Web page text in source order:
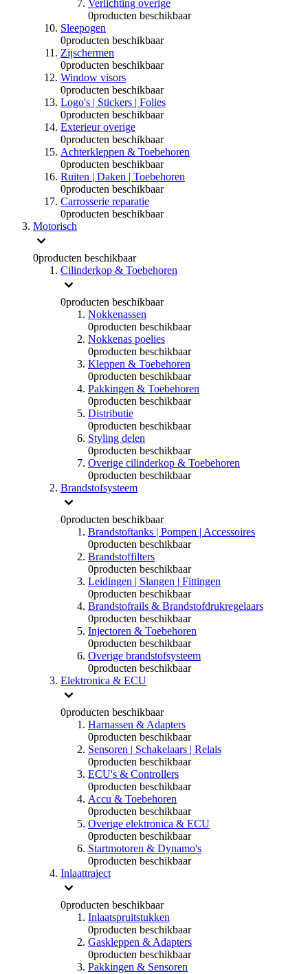
Verlichting overige
0producten beschikbaar
Sleepogen
0producten beschikbaar
Zijschermen
0producten beschikbaar
Window visors
0producten beschikbaar
Logo's | Stickers | Folies
0producten beschikbaar
Exterieur overige
0producten beschikbaar
Achterkleppen & Toebehoren
0producten beschikbaar
Ruiten | Daken | Toebehoren
0producten beschikbaar
Carrosserie reparatie
0producten beschikbaar
Motorisch
0producten beschikbaar
Cilinderkop & Toebehoren
0producten beschikbaar
Nokkenassen
0producten beschikbaar
Nokkenas poelies
0producten beschikbaar
Kleppen & Toebehoren
0producten beschikbaar
Pakkingen & Toebehoren
0producten beschikbaar
Distributie
0producten beschikbaar
Styling delen
0producten beschikbaar
Overige cilinderkop & Toebehoren
0producten beschikbaar
Brandstofsysteem
0producten beschikbaar
Brandstoftanks | Pompen | Accessoires
0producten beschikbaar
Brandstoffilters
0producten beschikbaar
Leidingen | Slangen | Fittingen
0producten beschikbaar
Brandstofrails & Brandstofdrukregelaars
0producten beschikbaar
Injectoren & Toebehoren
0producten beschikbaar
Overige brandstofsysteem
0producten beschikbaar
Elektronica & ECU
0producten beschikbaar
Harnassen & Adapters
0producten beschikbaar
Sensoren | Schakelaars | Relais
0producten beschikbaar
ECU's & Controllers
0producten beschikbaar
Accu & Toebehoren
0producten beschikbaar
Overige elektronica & ECU
0producten beschikbaar
Startmotoren & Dynamo's
0producten beschikbaar
Inlaattraject
0producten beschikbaar
Inlaatspruitstukken
0producten beschikbaar
Gaskleppen & Adapters
0producten beschikbaar
Pakkingen & Sensoren